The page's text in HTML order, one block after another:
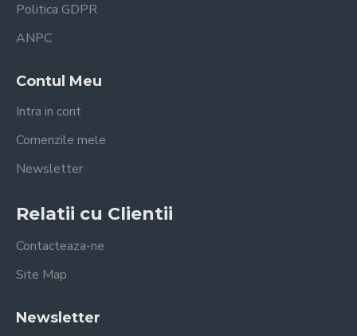
Politica GDPR
ANPC
Contul Meu
Intra in cont
Comenzile mele
Newsletter
Relatii cu Clientii
Contacteaza-ne
Site Map
Newsletter